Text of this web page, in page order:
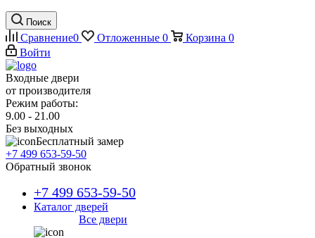
Поиск
Сравнение0 Отложенные 0 Корзина 0
Войти
Входные двери
от производителя
Режим работы:
9.00 - 21.00
Без выходных
Бесплатный замер
+7 499 653-59-50
Обратный звонок
+7 499 653-59-50
Каталог дверей
Все двери